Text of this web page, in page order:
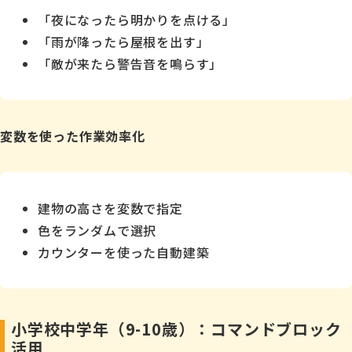
「夜になったら明かりを点ける」
「雨が降ったら屋根を出す」
「敵が来たら警告音を鳴らす」
変数を使った作業効率化
建物の高さを変数で指定
色をランダムで選択
カウンターを使った自動建築
小学校中学年（9-10歳）：コマンドブロック